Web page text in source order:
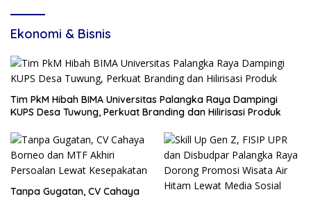
Ekonomi & Bisnis
Tim PkM Hibah BIMA Universitas Palangka Raya Dampingi
KUPS Desa Tuwung, Perkuat Branding dan Hilirisasi Produk
Tanpa Gugatan, CV Cahaya